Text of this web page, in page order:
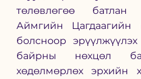
төлөвлөгөө батлан
Аймгийн Цагдаагийн
болсноор
байрны нөхцөл
хөдөлмөрлөх эрхийн